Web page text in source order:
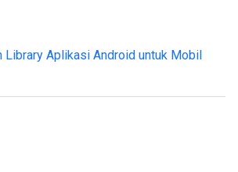
Library Aplikasi Android untuk Mobil